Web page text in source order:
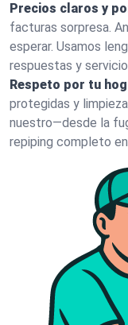
Precios claros y
facturas sorpresa.
esperar. Usamos
respuestas y
Respeto por tu
protegidas y
nuestro—desde la
repiping completo